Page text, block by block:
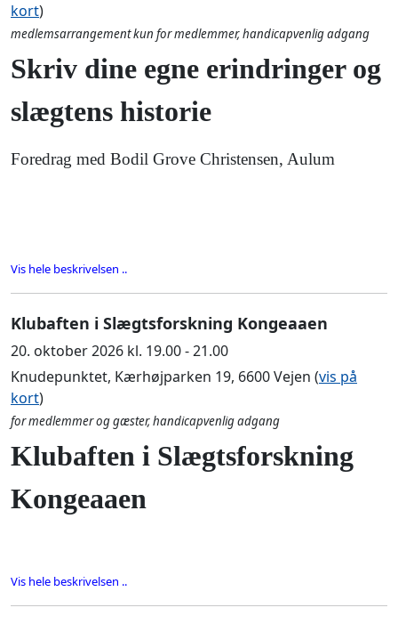
kort)
medlemsarrangement kun for medlemmer, handicapvenlig adgang
Skriv dine egne erindringer og
slægtens historie
Foredrag med Bodil Grove Christensen, Aulum
Vis hele beskrivelsen ..
Klubaften i Slægtsforskning Kongeaaen
20. oktober 2026 kl. 19.00 - 21.00
Knudepunktet, Kærhøjparken 19, 6600 Vejen (vis på
kort)
for medlemmer og gæster, handicapvenlig adgang
Klubaften i Slægtsforskning
Kongeaaen
Vis hele beskrivelsen ..